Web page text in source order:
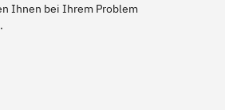
Ihnen bei Ihrem Problem